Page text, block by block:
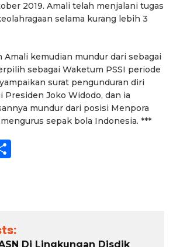
2019. Amali telah menjalani tugas
selama kurang lebih 3
Amali kemudian mundur dari sebagai
sebagai Waketum PSSI periode
surat pengunduran diri
Presiden Joko Widodo, dan ia
mundur dari posisi Menpora
sepak bola Indonesia. ***
Di Lingkungan Disdik